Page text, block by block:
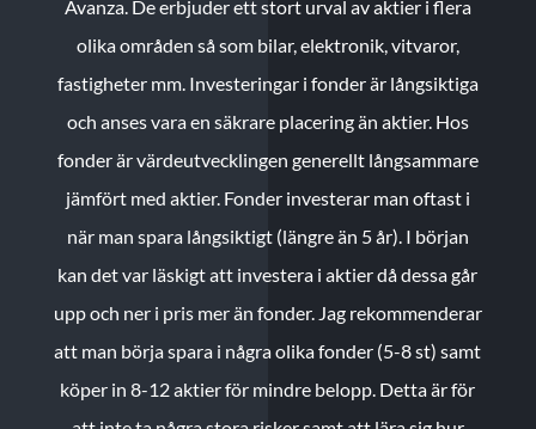
Avanza. De erbjuder ett stort urval av aktier i flera
olika områden så som bilar, elektronik, vitvaror,
fastigheter mm. Investeringar i fonder är långsiktiga
och anses vara en säkrare placering än aktier. Hos
fonder är värdeutvecklingen generellt långsammare
jämfört med aktier. Fonder investerar man oftast i
när man spara långsiktigt (längre än 5 år). I början
kan det var läskigt att investera i aktier då dessa går
upp och ner i pris mer än fonder. Jag rekommenderar
att man börja spara i några olika fonder (5-8 st) samt
köper in 8-12 aktier för mindre belopp. Detta är för